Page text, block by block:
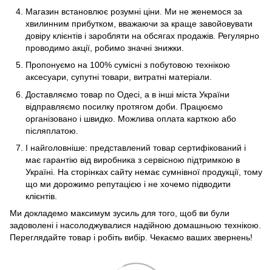
Магазин встановлює розумні ціни. Ми не женемося за
хвилинним прибутком, вважаючи за краще завойовувати
довіру клієнтів і заробляти на обсягах продажів. Регулярно
проводимо акції, робимо значні знижки.
Пропонуємо на 100% сумісні з побутовою технікою
аксесуари, супутні товари, витратні матеріали.
Доставляємо товар по Одесі, а в інші міста України
відправляємо посилку протягом доби. Працюємо
організовано і швидко. Можлива оплата карткою або
післяплатою.
І найголовніше: представлений товар сертифікований і
має гарантію від виробника з сервісною підтримкою в
Україні. На сторінках сайту немає сумнівної продукції, тому
що ми дорожимо репутацією і не хочемо підводити
клієнтів.
Ми докладемо максимум зусиль для того, щоб ви були
задоволені і насолоджувалися надійною домашньою технікою.
Переглядайте товар і робіть вибір. Чекаємо ваших звернень!